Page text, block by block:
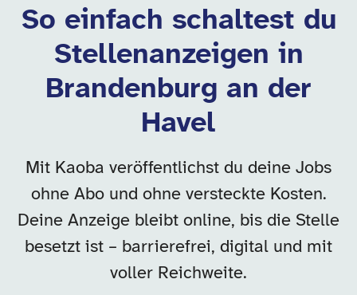
So einfach schaltest du
Stellenanzeigen in
Brandenburg an der
Havel
Mit Kaoba veröffentlichst du deine Jobs
ohne Abo und ohne versteckte Kosten.
Deine Anzeige bleibt online, bis die Stelle
besetzt ist – barrierefrei, digital und mit
voller Reichweite.